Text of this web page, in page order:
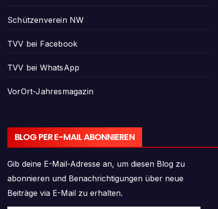
Schützenverein NW
TVV bei Facebook
TVV bei WhatsApp
VorOrt-Jahresmagazin
BLOG PER E-MAIL ABONNIEREN
Gib deine E-Mail-Adresse an, um diesen Blog zu
abonnieren und Benachrichtigungen über neue
Beiträge via E-Mail zu erhalten.